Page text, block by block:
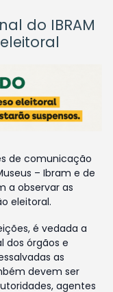
do IBRAM
de comunicação
– Ibram e de
a observar as
eleitoral.
é vedada a
dos órgãos e
as
devem ser
agentes